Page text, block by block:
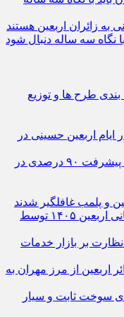
زائران اربعین هستند
نگاه سه‌ ساله دنبال شود
بندی طرح‌ ها و توزیع
ایام اربعین حسینی در
پروژه سازه سنگی و ملاتی کهره هلیلان با پیشرفت ۹۰ درصدی در
و پلمب غافلگیر شدند
تجلیل از رانندگان ناوگان آبرسانی و پشتیبانی اربعین ۱۴۰۵ توسط
بر بازار خدمات
یک میلیون و ۳۰۵ هزار زائر اربعین از مرز مهران به
سوخت ثابت و سیار